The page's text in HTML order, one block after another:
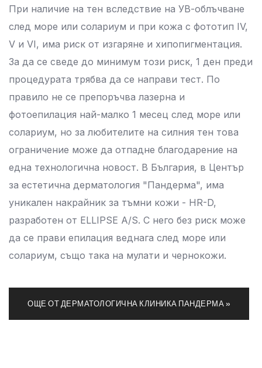
При наличие на тен вследствие на УВ-облъчване
след море или солариум и при кожа с фототип ІV,
V и VІ, има риск от изгаряне и хипопигментация.
За да се сведе до минимум този риск, 1 ден преди
процедурата трябва да се направи тест. По
правило не се препоръчва лазерна и
фотоепилация най-малко 1 месец след море или
солариум, но за любителите на силния тен това
ограничение може да отпадне благодарение на
една технологична новост. В България, в Център
за естетична дерматология "Пандерма", има
уникален накрайник за тъмни кожи - HR-D,
разработен от ELLIPSE A/S. С него без риск може
да се прави епилация веднага след море или
солариум, също така на мулати и чернокожи.
ОЩЕ ОТ ДЕРМАТОЛОГИЧНА КЛИНИКА ПАНДЕРМА »